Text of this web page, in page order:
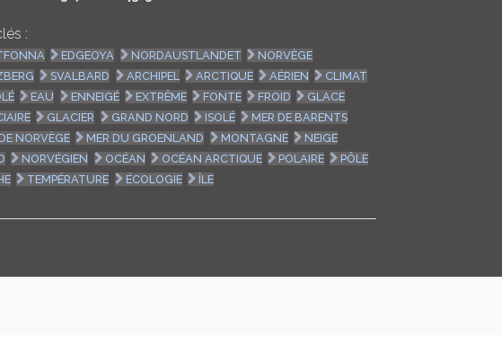
:
EDGEOYA NORDAUSTLANDET
NORVÈGE
SVALBARD ARCHIPEL ARCTIQUE AÉRIEN
CLIMAT
EAU ENNEIGÉ EXTRÊME FONTE FROID
GLACE
GLACIER GRAND NORD ISOLÉ
MER DE BARENTS
NORVÈGE
MER DU GROENLAND MONTAGNE
NEIGE
NORVÉGIEN OCÉAN OCÉAN ARCTIQUE POLAIRE
PÔLE
TEMPÉRATURE ÉCOLOGIE ÎLE